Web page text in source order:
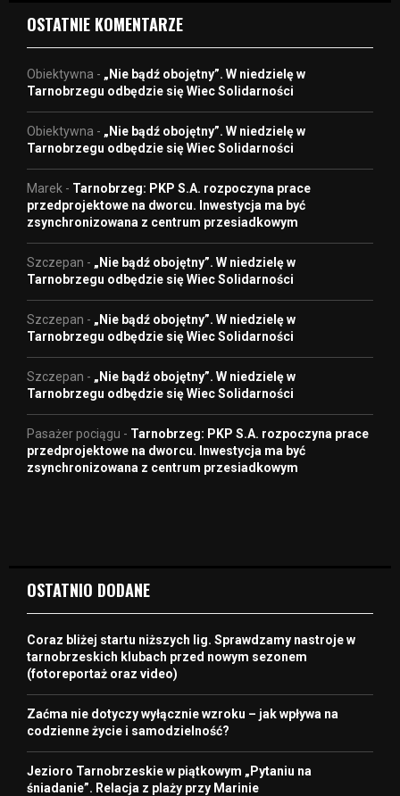
OSTATNIE KOMENTARZE
Obiektywna - „Nie bądź obojętny”. W niedzielę w
Tarnobrzegu odbędzie się Wiec Solidarności
Obiektywna - „Nie bądź obojętny”. W niedzielę w
Tarnobrzegu odbędzie się Wiec Solidarności
Marek - Tarnobrzeg: PKP S.A. rozpoczyna prace
przedprojektowe na dworcu. Inwestycja ma być
zsynchronizowana z centrum przesiadkowym
Szczepan - „Nie bądź obojętny”. W niedzielę w
Tarnobrzegu odbędzie się Wiec Solidarności
Szczepan - „Nie bądź obojętny”. W niedzielę w
Tarnobrzegu odbędzie się Wiec Solidarności
Szczepan - „Nie bądź obojętny”. W niedzielę w
Tarnobrzegu odbędzie się Wiec Solidarności
Pasażer pociągu - Tarnobrzeg: PKP S.A. rozpoczyna prace
przedprojektowe na dworcu. Inwestycja ma być
zsynchronizowana z centrum przesiadkowym
OSTATNIO DODANE
Coraz bliżej startu niższych lig. Sprawdzamy nastroje w
tarnobrzeskich klubach przed nowym sezonem
(fotoreportaż oraz video)
Zaćma nie dotyczy wyłącznie wzroku – jak wpływa na
codzienne życie i samodzielność?
Jezioro Tarnobrzeskie w piątkowym „Pytaniu na
śniadanie”. Relacja z plaży przy Marinie